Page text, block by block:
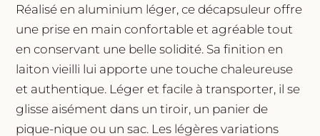
Réalisé en aluminium léger, ce décapsuleur offre
une prise en main confortable et agréable tout
en conservant une belle solidité. Sa finition en
laiton vieilli lui apporte une touche chaleureuse
et authentique. Léger et facile à transporter, il se
glisse aisément dans un tiroir, un panier de
pique-nique ou un sac. Les légères variations